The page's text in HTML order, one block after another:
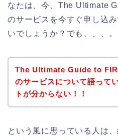
なたは、今、The Ultimate
のサービスを今すぐ申し込
いでしょうか？でも、、、。
The Ultimate Guide to
のサービスについて語って
トが分からない！！
という風に思っている人は